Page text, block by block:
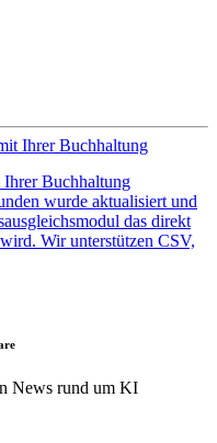
Ihrer Buchhaltung
wurde aktualisiert und
das direkt
Wir unterstützen CSV,
News rund um KI